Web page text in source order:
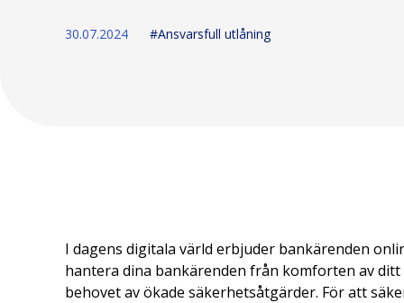
30.07.2024 #Ansvarsfull utlåning
I dagens digitala värld erbjuder bankärenden
hantera dina bankärenden från komforten av
behovet av ökade säkerhetsåtgärder. För att